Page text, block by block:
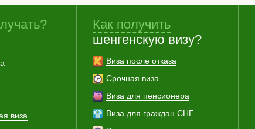
виза
Как получить
шенгенскую визу?
Виза после отказа
Срочная виза
Виза для пенсионера
Виза для граждан СНГ